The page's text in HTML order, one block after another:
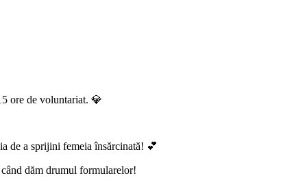
ore de voluntariat. 💎
de a sprijini femeia însărcinată! 💕
dăm drumul formularelor!